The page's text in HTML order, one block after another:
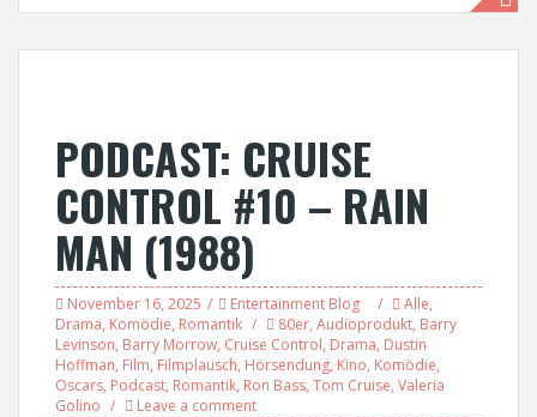
PODCAST: CRUISE
CONTROL #10 – RAIN
MAN (1988)
November 16, 2025 Entertainment Blog Alle,
Drama, Komödie, Romantik 80er, Audioprodukt, Barry
Levinson, Barry Morrow, Cruise Control, Drama, Dustin
Hoffman, Film, Filmplausch, Hörsendung, Kino, Komödie,
Oscars, Podcast, Romantik, Ron Bass, Tom Cruise, Valeria
Golino
Leave a comment